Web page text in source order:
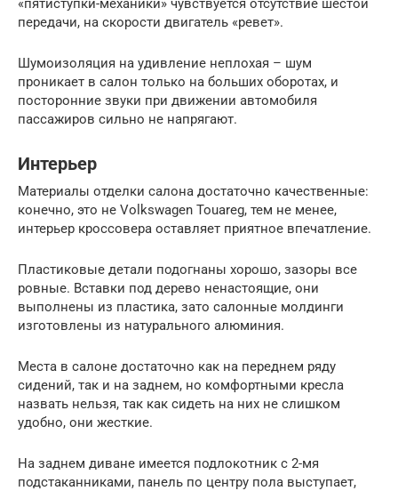
«пятиступки-механики» чувствуется отсутствие шестой
передачи, на скорости двигатель «ревет».
Шумоизоляция на удивление неплохая – шум
проникает в салон только на больших оборотах, и
посторонние звуки при движении автомобиля
пассажиров сильно не напрягают.
Интерьер
Материалы отделки салона достаточно качественные:
конечно, это не Volkswagen Touareg, тем не менее,
интерьер кроссовера оставляет приятное впечатление.
Пластиковые детали подогнаны хорошо, зазоры все
ровные. Вставки под дерево ненастоящие, они
выполнены из пластика, зато салонные молдинги
изготовлены из натурального алюминия.
Места в салоне достаточно как на переднем ряду
сидений, так и на заднем, но комфортными кресла
назвать нельзя, так как сидеть на них не слишком
удобно, они жесткие.
На заднем диване имеется подлокотник с 2-мя
подстаканниками, панель по центру пола выступает,